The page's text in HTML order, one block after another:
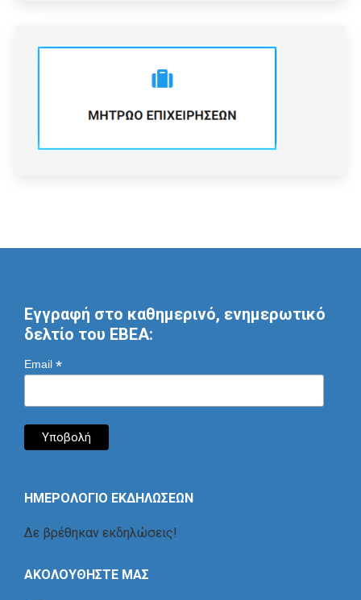
Εγγραφή στο καθημερινό, ενημερωτικό
δελτίο του ΕΒΕΑ:
Email *
ΗΜΕΡΟΛΟΓΙΟ ΕΚΔΗΛΩΣΕΩΝ
Δε βρέθηκαν εκδηλώσεις!
ΑΚΟΛΟΥΘΗΣΤΕ ΜΑΣ